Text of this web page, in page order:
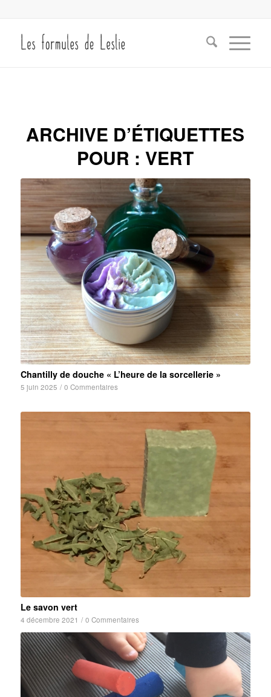
ARCHIVE D’ÉTIQUETTES
POUR :VERT
Chantilly de douche « L’heure de la sorcellerie »
5 juin 2025 / 0 Commentaires
Le savon vert
4 décembre 2021 / 0 Commentaires